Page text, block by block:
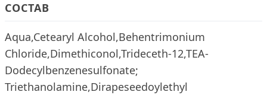
СОСТАВ
Aqua,Cetearyl Alcohol,Behentrimonium
Chloride,Dimethiconol,Trideceth-12,TEA-
Dodecylbenzenesulfonate;
Triethanolamine,Dirapeseedoylethyl